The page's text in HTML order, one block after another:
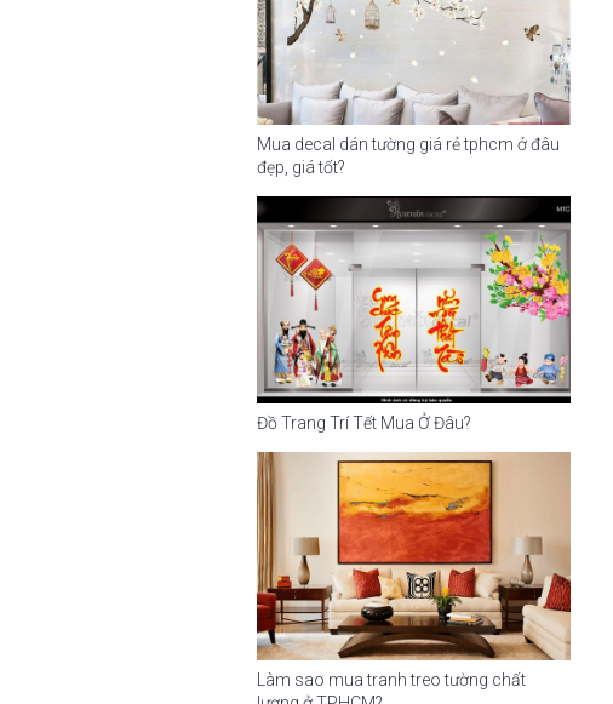
Mua decal dán tường giá rẻ tphcm ở đâu
đẹp, giá tốt?
Đồ Trang Trí Tết Mua Ở Đâu?
Làm sao mua tranh treo tường chất